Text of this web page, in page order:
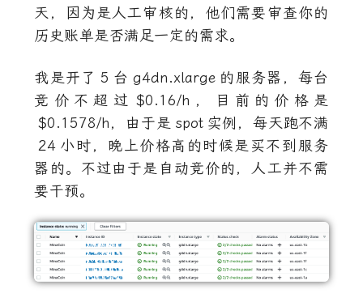
天，因为是人工审核的，他们需要审查你的
历史账单是否满足一定的需求。
我是开了 5 台 g4dn.xlarge 的服务器，每台
竞价不超过 $0.16/h ，目前的价格是
$0.1578/h，由于是 spot 实例，每天跑不满
24 小时，晚上价格高的时候是买不到服务
器的。不过由于是自动竞价的，人工并不需
要干预。